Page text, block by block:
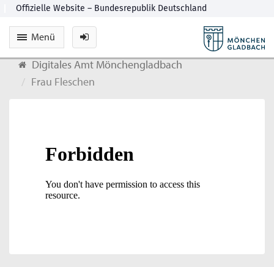
Menü
Digitales Amt Mönchengladbach
Frau Fleschen